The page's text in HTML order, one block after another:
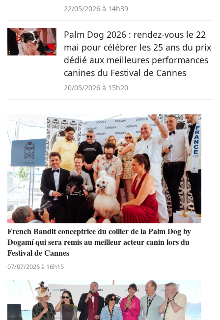
22/05/2026 à 14h39
Palm Dog 2026 : rendez-vous le 22
mai pour célébrer les 25 ans du prix
dédié aux meilleures performances
canines du Festival de Cannes
20/05/2026 à 15h20
French Bandit conceptrice du collier de la Palm Dog by
Dogamí qui sera remis au meilleur acteur canin lors du
Festival de Cannes
07/07/2026 à 16h15